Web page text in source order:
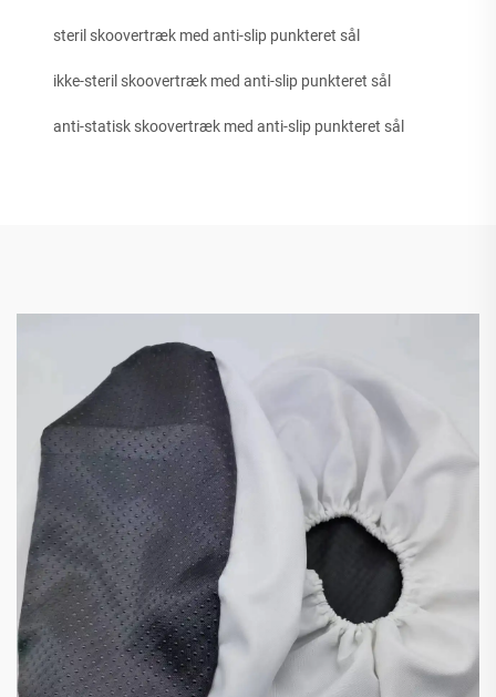
steril skoovertræk med anti-slip punkteret sål
ikke-steril skoovertræk med anti-slip punkteret sål
anti-statisk skoovertræk med anti-slip punkteret sål